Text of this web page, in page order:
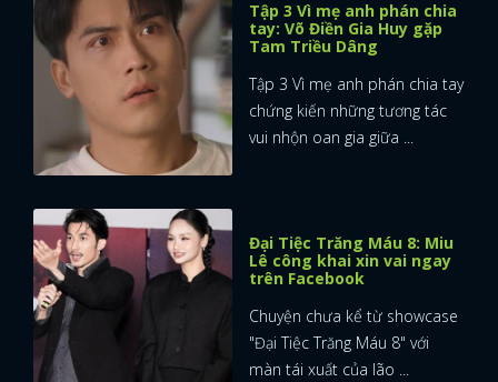
FACEBOOK GOOGLE
Tập 3 Vì mẹ anh phán chia
tay: Võ Điền Gia Huy gặp
Tam Triều Dâng
Tập 3 Vì mẹ anh phán chia tay
chứng kiến những tương tác
vui nhộn oan gia giữa ...
Đại Tiệc Trăng Máu 8: Miu
Lê công khai xin vai ngay
trên Facebook
Chuyện chưa kể từ showcase
"Đại Tiệc Trăng Máu 8" với
màn tái xuất của lão ...